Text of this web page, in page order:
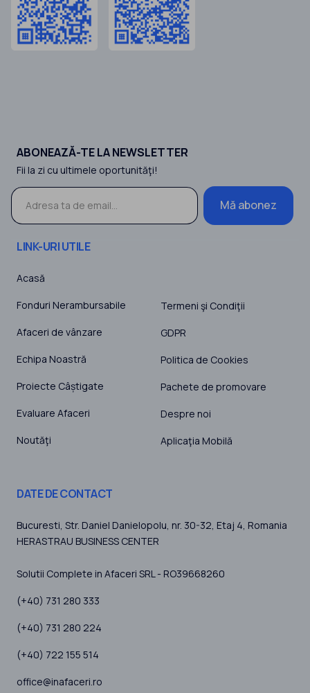
ABONEAZĂ-TE LA NEWSLETTER
Fii la zi cu ultimele oportunităţi!
Mă abonez
LINK-URI UTILE
Acasă
Fonduri Nerambursabile
Afaceri de vânzare
Echipa Noastră
Proiecte Câștigate
Evaluare Afaceri
Noutăţi
Termeni şi Condiţii
GDPR
Politica de Cookies
Pachete de promovare
Despre noi
Aplicaţia Mobilă
DATE DE CONTACT
Bucuresti, Str. Daniel Danielopolu, nr. 30-32, Etaj 4, Romania
HERASTRAU BUSINESS CENTER
Solutii Complete in Afaceri SRL - RO39668260
(+40) 731 280 333
(+40) 731 280 224
(+40) 722 155 514
office@inafaceri.ro